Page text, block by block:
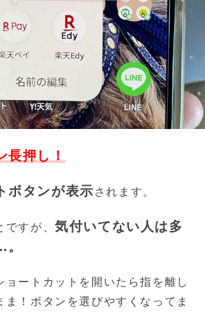
長押し！
ボタンが表示 されます。
ですが、気付いてない人は多
ョートカットを開いたら指を離し
ま！ボタンを選びやすくなってま